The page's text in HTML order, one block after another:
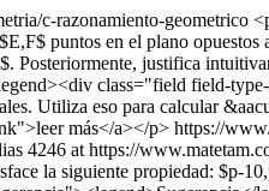
c-razonamiento-geometrico
puntos en el plano
justifica
class="field field-
Utiliza eso para calcular
más</a></p> https://
4246 at https://
la siguiente propiedad: $p-